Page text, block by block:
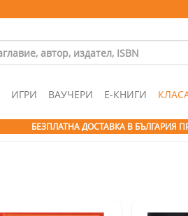
ИГРИ ВАУЧЕРИ Е-КНИГИ
БЕЗПЛАТНА ДОСТАВКА В БЪЛГАРИЯ